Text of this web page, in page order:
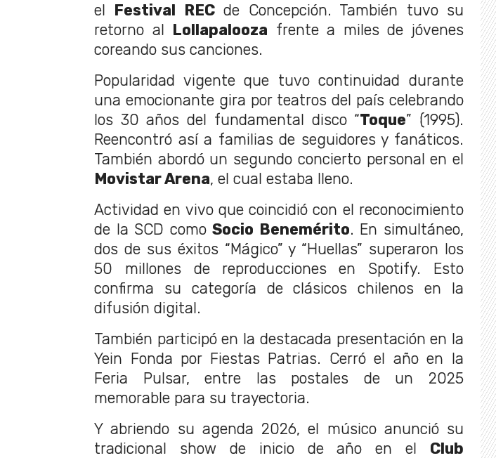
el Festival RECde Concepción. También tuvo su
retorno al Lollapalooza frente a miles de jóvenes
coreando sus canciones.
Popularidad vigente que tuvo continuidad durante
una emocionante gira por teatros del país celebrando
los 30 años del fundamental disco “Toque” (1995).
Reencontró así a familias de seguidores y fanáticos.
También abordó un segundo concierto personal en el
Movistar Arena, el cual estaba lleno.
Actividad en vivo que coincidió con el reconocimiento
de la SCD comoSocio Benemérito. En simultáneo,
dos de sus éxitos “Mágico” y “Huellas” superaron los
50 millones de reproducciones en Spotify. Esto
confirma su categoría de clásicos chilenos en la
difusión digital.
También participó en la destacada presentación en la
Yein Fonda por Fiestas Patrias. Cerró el año en la
Feria Pulsar, entre las postales de un 2025
memorable para su trayectoria.
Y abriendo su agenda 2026, el músico anunció su
tradicional show de inicio de año en el Club